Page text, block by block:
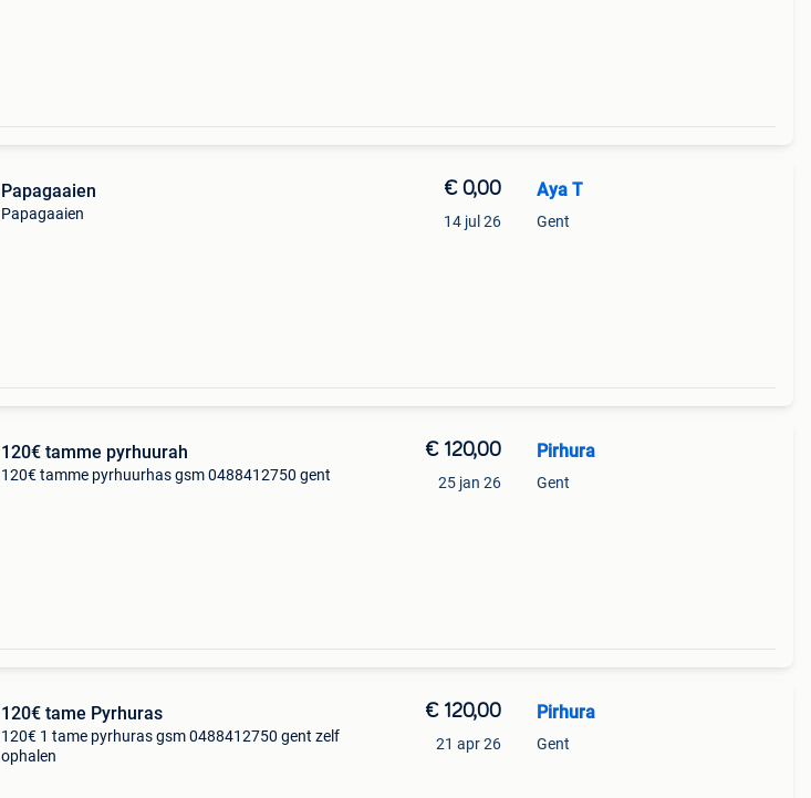
Papagaaien
Papagaaien
€ 0,00
14 jul 26
Aya T
Gent
120€ tamme pyrhuurah
120€ tamme pyrhuurhas gsm 0488412750 gent
€ 120,00
25 jan 26
Pirhura
Gent
120€ tame Pyrhuras
120€ 1 tame pyrhuras gsm 0488412750 gent zelf
ophalen
€ 120,00
21 apr 26
Pirhura
Gent